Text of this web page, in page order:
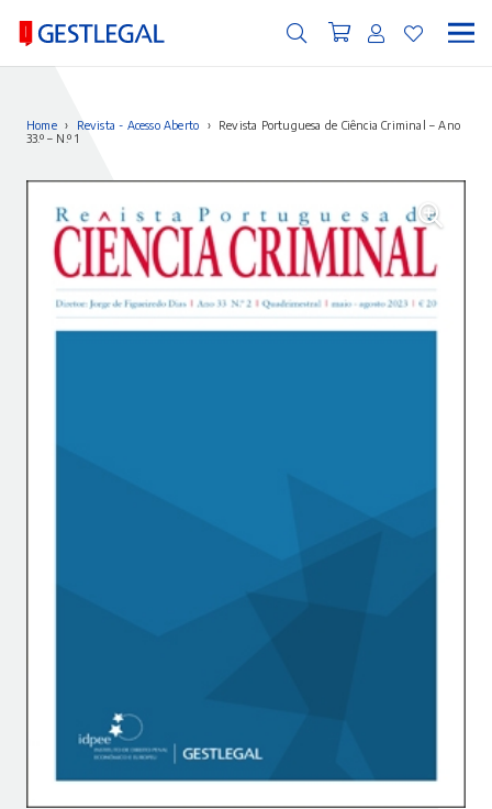
Home › Revista - Acesso Aberto ›
Revista Portuguesa de Ciência Criminal – Ano
33.º – N.º 1